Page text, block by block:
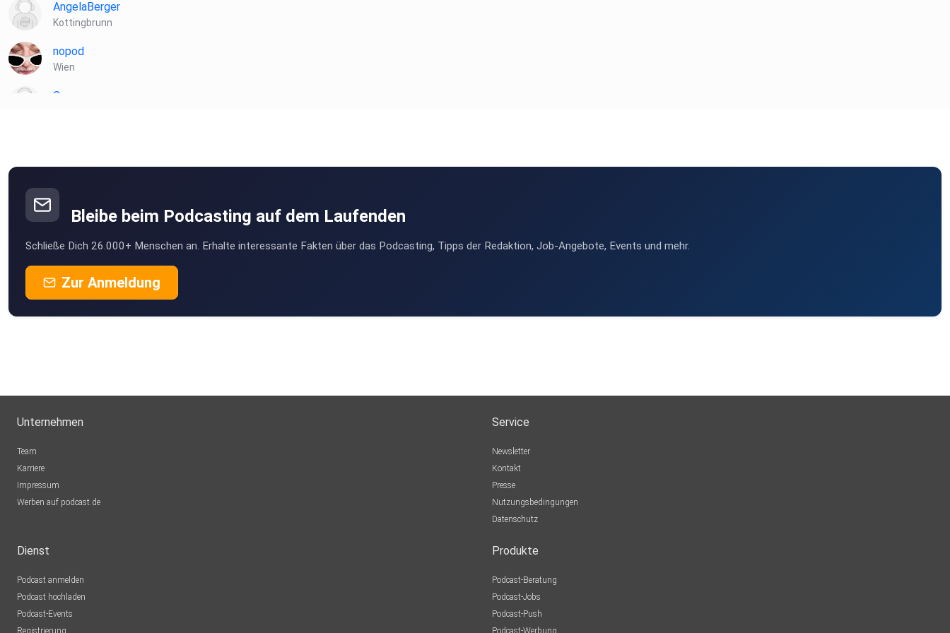
AngelaBerger
Kottingbrunn
nopod
Wien
Cosacosa
bilhaboom
Wien
guenterpracher
Bleibe beim Podcasting auf dem Laufenden
Schließe Dich 26.000+ Menschen an. Erhalte interessante Fakten über das Podcasting, Tipps der Redaktion, Job-Angebote, Events und mehr.
Zur Anmeldung
Unternehmen
Team
Karriere
Impressum
Werben auf podcast.de
Service
Newsletter
Kontakt
Presse
Nutzungsbedingungen
Datenschutz
Dienst
Podcast anmelden
Podcast hochladen
Podcast-Events
Registrierung
Produkte
Podcast-Beratung
Podcast-Jobs
Podcast-Push
Podcast-Werbung